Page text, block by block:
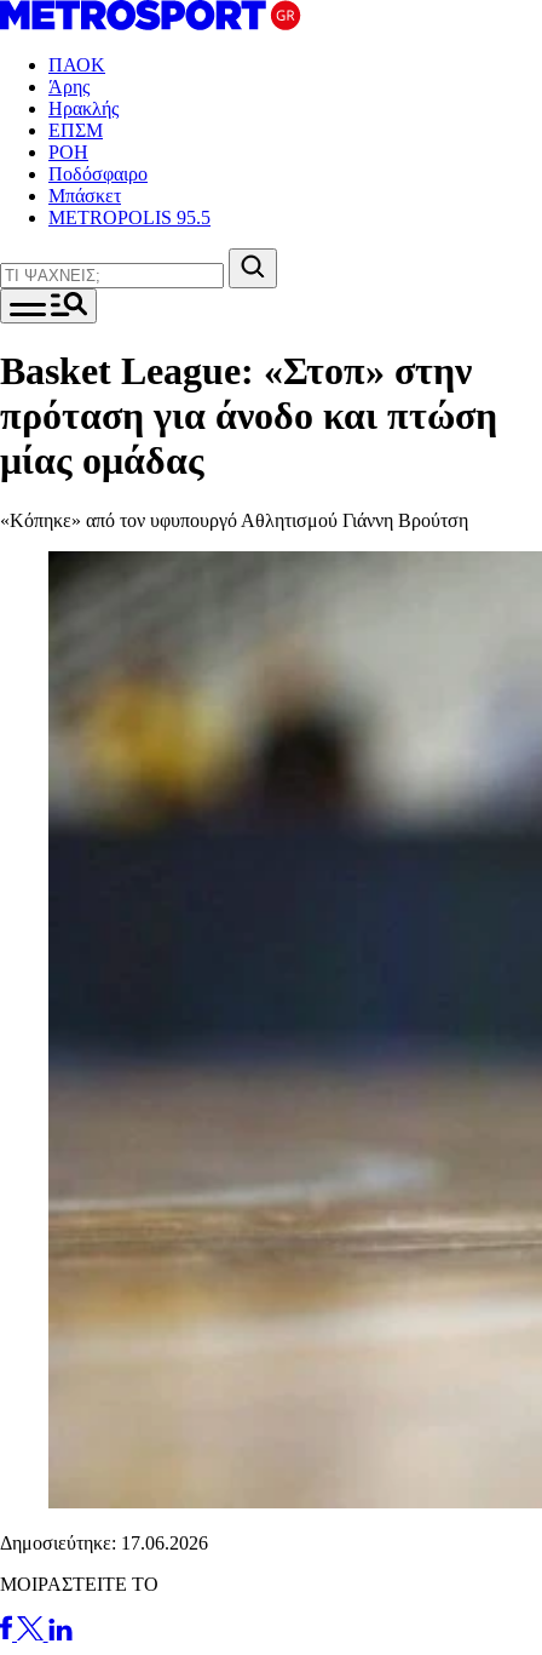
ΠΑΟΚ
Άρης
Ηρακλής
ΕΠΣΜ
ΡΟΗ
Ποδόσφαιρο
Μπάσκετ
METROPOLIS 95.5
Basket League: «Στοπ» στην
πρόταση για άνοδο και πτώση
μίας ομάδας
«Κόπηκε» από τον υφυπουργό Αθλητισμού Γιάννη Βρούτση
Δημοσιεύτηκε: 17.06.2026
ΜΟΙΡΑΣΤΕΙΤΕ ΤΟ